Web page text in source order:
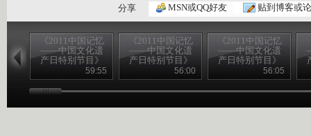
分享
MSN或QQ好友 贴到博客或
《2011中国记忆
——中国文化遗
产日特别节目》
20110611 （一）
59:55
《2011中国记忆
——中国文化遗
产日特别节目》
20110611 （二）
56:00
《2011中国记忆
——中国文化遗
产日特别节目》
20110611 （三）
56:05